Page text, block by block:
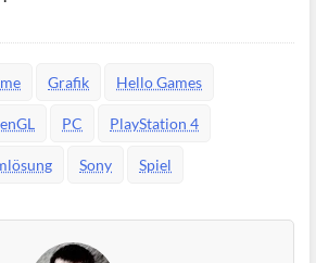
Grafik Hello Games
PC PlayStation 4
Sony Spiel